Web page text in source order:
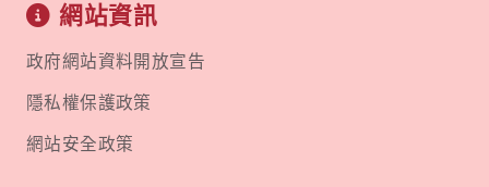
網站資訊
政府網站資料開放宣告
隱私權保護政策
網站安全政策